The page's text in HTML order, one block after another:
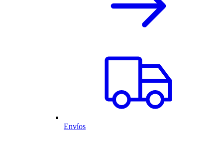
Envíos